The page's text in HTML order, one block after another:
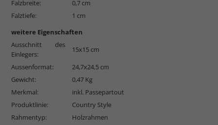
Falzbreite:
0,7 cm
Falztiefe:
1 cm
weitere Eigenschaften
Ausschnitt des
Einlegers:
15x15 cm
Aussenformat:
24,7x24,5 cm
Gewicht:
0,47 Kg
Merkmal:
inkl. Passepartout
Produktlinie:
Country Style
Rahmentyp:
Holzrahmen